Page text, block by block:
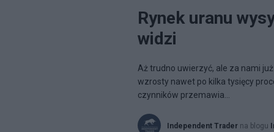
Rynek uranu
widzi
Aż trudno uwierzyć, ale za nami
wzrosty nawet po kilka tysięcy
czynników przemawia...
Independent Trader na blogu